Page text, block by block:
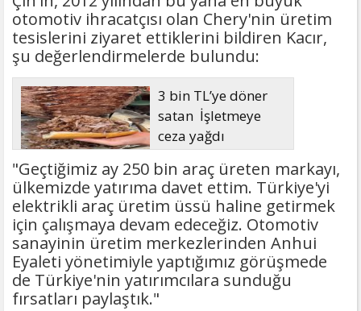
otomotiv ihracatçısı olan Chery'nin üretim
tesislerini ziyaret ettiklerini bildiren Kacır,
şu değerlendirmelerde bulundu:
3 bin TL’ye döner
satan İşletmeye
ceza yağdı
"Geçtiğimiz ay 250 bin araç üreten markayı,
ülkemizde yatırıma davet ettim. Türkiye'yi
elektrikli araç üretim üssü haline getirmek
için çalışmaya devam edeceğiz. Otomotiv
sanayinin üretim merkezlerinden Anhui
Eyaleti yönetimiyle yaptığımız görüşmede
de Türkiye'nin yatırımcılara sunduğu
fırsatları paylaştık."